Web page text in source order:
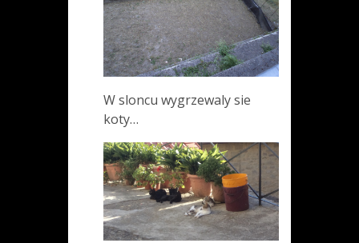
W sloncu wygrzewaly sie
koty…